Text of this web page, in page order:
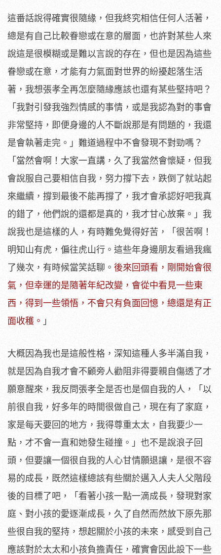
這番話說得確實很隨緣，但我終究相信任何人活著，
總是有自己比較眷戀或在意的層面，也許對某些人來
說這是很模糊或是難以言說的存在，但也是因為這些
眷戀或在意，才能有力氣面對世界的紛擾起落生活
著，我想張孝全再怎麼隨緣應該也還有某些堅持吧？
「我對引發我強烈情感的事情，或是我認為對的事會
非常堅持，即便身邊的人不斷說那是有問題的，我還
是會執著走完。」難道過程中不會發現不對勁嗎？
「當然會啊！大家一直講，久了我當然會懷疑，但我
會說服自己要相信自我，努力撐下去，跌倒了就站起
來繼續，撐到最後不能再撐了，我才會承認好吧我真
的錯了，他們說的還都是真的，我才甘心放棄。」我
說我也是這樣的人，有時難免覺得好苦，「很苦啊！
明知山有虎，偏往虎山行。這些年身邊朋友看過我瘋
了幾次，有時候當笑話聊。 後來回頭看，剛開始會很
氣，但幸運的是隨著年紀改變，會從中看見一些東
西，得到一些領悟，不會只有負面回憶，總還是有正
面收穫。 」
大概因為我也是這般性格，深知這種人多半滿自我，
就是因為自我才會不顧旁人勸阻非得要親自傷透了才
願意醒來，我反問張孝全是否也是個自我的人，「以
前很自我，好多年的時間很做自己，現在有了家庭，
家是每天要回的地方，我得尊重太太，自我要少一
點，才不會一直和她發生碰撞。」也不是說浪子回
頭，但要讓一個很自我的人心甘情願退讓，是很不容
易的成長，既然這樣總該有些關於邁入人夫人父階段
後的目標了吧，「看著小孩一點一滴成長，發現對家
庭、對小孩的愛逐漸成長，久了自然而然放下原先那
些很自我的堅持，想起關於小孩的未來，感受到自己
應該對於太太和小孩負擔責任，確實會因此設下一些